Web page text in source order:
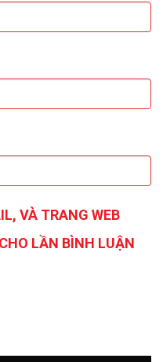
VÀ TRANG WEB
LẦN BÌNH LUẬN